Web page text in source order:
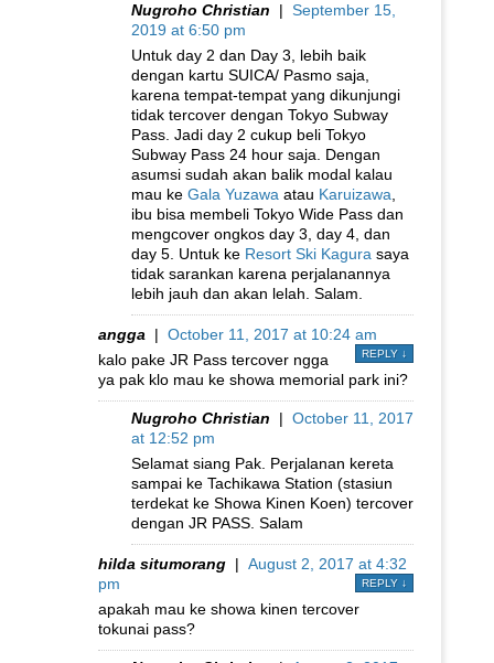
Nugroho Christian | September 15,
2019 at 6:50 pm
Untuk day 2 dan Day 3, lebih baik
dengan kartu SUICA/ Pasmo saja,
karena tempat-tempat yang dikunjungi
tidak tercover dengan Tokyo Subway
Pass. Jadi day 2 cukup beli Tokyo
Subway Pass 24 hour saja. Dengan
asumsi sudah akan balik modal kalau
mau ke Gala Yuzawa atau Karuizawa,
ibu bisa membeli Tokyo Wide Pass dan
mengcover ongkos day 3, day 4, dan
day 5. Untuk ke Resort Ski Kagura saya
tidak sarankan karena perjalanannya
lebih jauh dan akan lelah. Salam.
angga | October 11, 2017 at 10:24 am
REPLY ↓
kalo pake JR Pass tercover ngga
ya pak klo mau ke showa memorial park ini?
Nugroho Christian | October 11, 2017
at 12:52 pm
Selamat siang Pak. Perjalanan kereta
sampai ke Tachikawa Station (stasiun
terdekat ke Showa Kinen Koen) tercover
dengan JR PASS. Salam
hilda situmorang | August 2, 2017 at 4:32
pm
REPLY ↓
apakah mau ke showa kinen tercover
tokunai pass?